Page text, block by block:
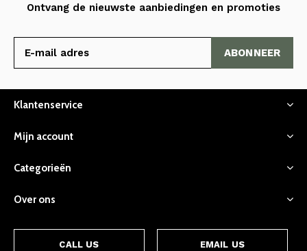
Ontvang de nieuwste aanbiedingen en promoties
ABONNEER
Klantenservice
Mijn account
Categorieën
Over ons
CALL US EMAIL US